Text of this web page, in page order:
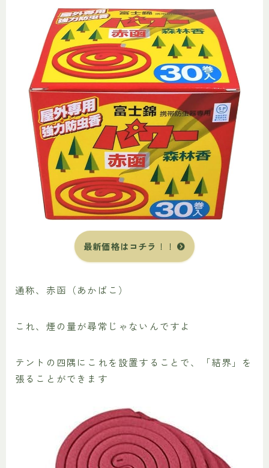
最新価格はコチラ ！！
通称、赤函（あかばこ）
これ、煙の量が尋常じゃないんですよ
テントの四隅にこれを設置することで、「結界」を
張ることができます